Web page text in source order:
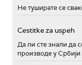
Не туширате се
Cestitke za uspeh
Да ли сте знали да
производе у Србији